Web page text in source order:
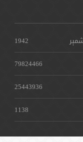
1942
79824466
25443936
1138